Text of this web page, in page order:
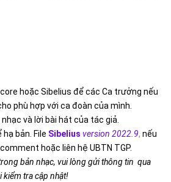
hoặc Sibelius để các Ca trưởng nếu
phù hợp với ca đoàn của mình.
và lời bài hát của tác giả.
hạ bản. File Sibelius version 2022.9, nếu
hoặc liên hệ UBTN TGP.
bản nhạc, vui lòng gửi thông tin qua
kiểm tra cập nhật!